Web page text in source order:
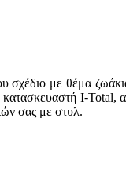
με θέμα
I-Total,
σας με στυλ.